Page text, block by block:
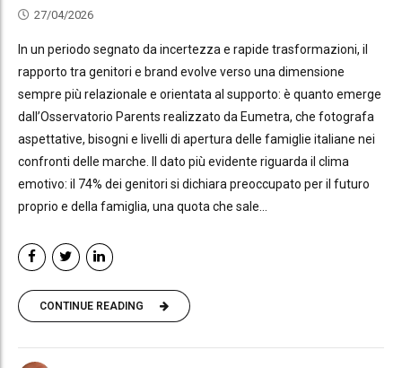
27/04/2026
In un periodo segnato da incertezza e rapide trasformazioni, il
rapporto tra genitori e brand evolve verso una dimensione
sempre più relazionale e orientata al supporto: è quanto emerge
dall’Osservatorio Parents realizzato da Eumetra, che fotografa
aspettative, bisogni e livelli di apertura delle famiglie italiane nei
confronti delle marche. Il dato più evidente riguarda il clima
emotivo: il 74% dei genitori si dichiara preoccupato per il futuro
proprio e della famiglia, una quota che sale...
CONTINUE READING